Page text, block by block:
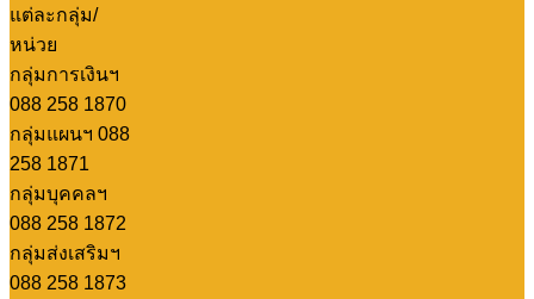
แต่ละกลุ่ม/
หน่วย
กลุ่มการเงินฯ
088 258 1870
กลุ่มแผนฯ 088
258 1871
กลุ่มบุคคลฯ
088 258 1872
กลุ่มส่งเสริมฯ
088 258 1873